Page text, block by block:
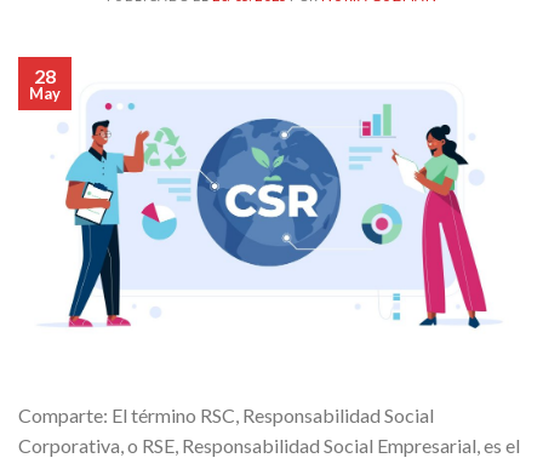
28
May
Comparte: El término RSC, Responsabilidad Social
Corporativa, o RSE, Responsabilidad Social Empresarial, es el